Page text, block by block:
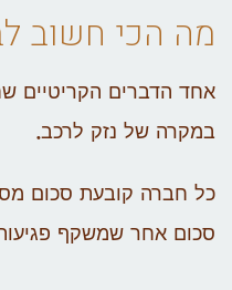
מה הכי חשוב
אחד הדברים הקריטיים
במקרה של נזק לרכב.
כל חברה קובעת סכום
סכום אחר שמשקף